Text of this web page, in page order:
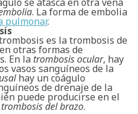
. La forma de embolia
pulmonar.
es la trombosis de
otras formas de
En la trombosis ocular, hay
vasos sanguíneos de la
hay un coágulo
de drenaje de la
puede producirse en el
trombosis del brazo.